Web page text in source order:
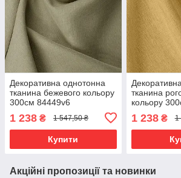
Декоративна однотонна
тканина бежевого кольору
300см 84449v6
1 238 ₴ 1 547,50 ₴
Купити
тканина
кольору
1 238₴ 1
Акційні пропозиції та новинки